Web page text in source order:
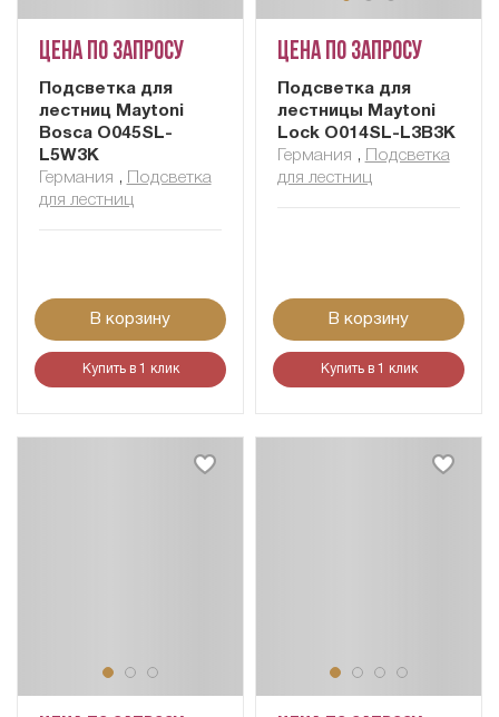
Цена по запросу
Подсветка для
лестниц Maytoni
Bosca O045SL-
L5W3K
Германия ,
Подсветка
для лестниц
В корзину
Купить в 1 клик
Цена по запросу
Подсветка для
лестницы Maytoni
Lock O014SL-L3B3K
Германия ,
Подсветка
для лестниц
В корзину
Купить в 1 клик